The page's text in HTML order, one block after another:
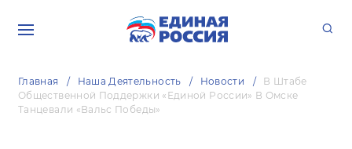
Главная Наша Деятельность Новости
В Штабе
Общественной Поддержки «Единой России» В Омске
Танцевали «Вальс Победы»